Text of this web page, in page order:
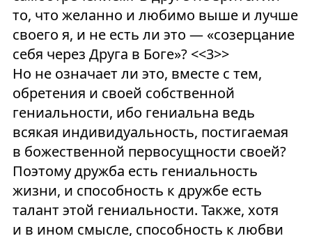
то, что желанно и любимо выше и лучше
своего я, и не есть ли это — «созерцание
себя через Друга в Боге»? <<3>>
Но не означает ли это, вместе с тем,
обретения и своей собственной
гениальности, ибо гениальна ведь
всякая индивидуальность, постигаемая
в божественной первосущности своей?
Поэтому дружба есть гениальность
жизни, и способность к дружбе есть
талант этой гениальности. Также, хотя
и в ином смысле, способность к любви